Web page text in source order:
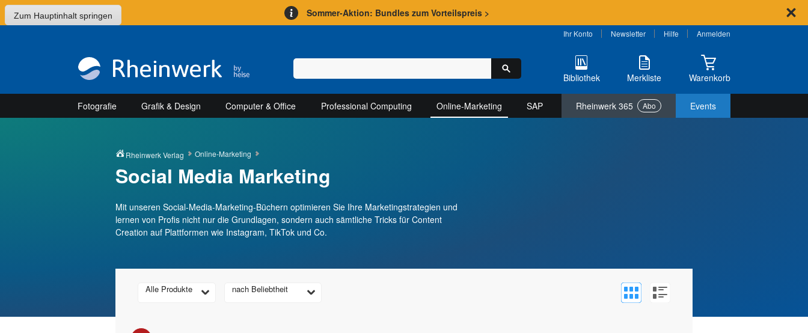
Zum Hauptinhalt springen Sommer-Aktion: Bundles zum Vorteilspreis >
Ihr Konto Newsletter Hilfe Anmelden
Bibliothek Merkliste Warenkorb
Fotografie Grafik & Design Computer & Office Professional Computing Online-Marketing SAP Rheinwerk 365 Abo Events
Rheinwerk Verlag Online-Marketing
Social Media Marketing
Mit unseren Social-Media-Marketing-Büchern optimieren Sie Ihre Marketingstrategien und
lernen von Profis nicht nur die Grundlagen, sondern auch sämtliche Tricks für Content
Creation auf Plattformen wie Instagram, TikTok und Co.
Alle Produkte nach Beliebtheit